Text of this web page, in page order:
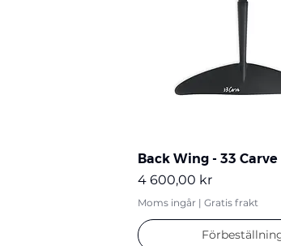
Back Wing - 33 Carve
Pris
4 600,00 kr
Moms ingår | Gratis frakt